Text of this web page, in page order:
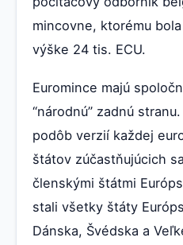
mincovne, ktorému
výške 24 tis. ECU.
Euromince majú
“národnú” zadnú
podôb verzií každej
štátov zúčastňujúcich
členskými štátmi
stali všetky štáty
Dánska, Švédska a